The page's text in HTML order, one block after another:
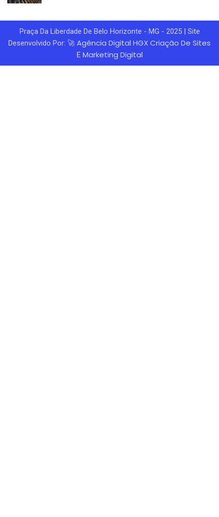
Praça Da Liberdade De Belo Horizonte - MG - 2025 | Site
Desenvolvido Por: 🚀 Agência Digital HGXCriação De Sites
E Marketing Digital